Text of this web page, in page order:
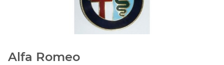
Alfa Romeo